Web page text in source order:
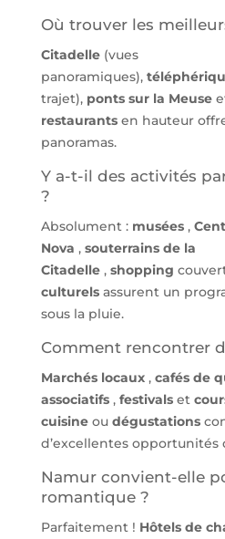
Où trouver les
Citadelle(vues
panoramiques),
trajet), ponts sur la Meuse
restaurantsen hauteur
panoramas.
Y a-t-il des activités
?
Absolument : musées,
Nova , souterrains de la
Citadelle, shopping
culturelsassurent un
sous la pluie.
Comment rencontrer
Marchés locaux, cafés de
associatifs, festivalset
cuisineou dégustations
d’excellentes opportunités
Namur convient-elle
romantique ?
Parfaitement ! Hôtels de